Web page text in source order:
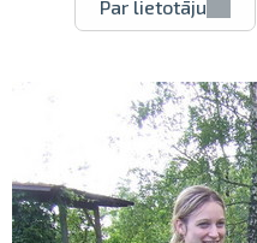
Par lietotāju